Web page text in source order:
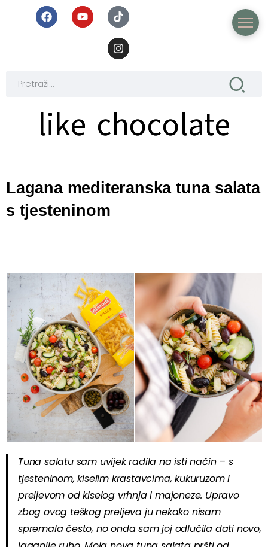
like chocolate
like chocolate
Lagana mediteranska tuna salata
s tjesteninom
Tuna salatu sam uvijek radila na isti način – s
tjesteninom, kiselim krastavcima, kukuruzom i
preljevom od kiselog vrhnja i majoneze. Upravo
zbog ovog teškog preljeva ju nekako nisam
spremala često, no onda sam joj odlučila dati novo,